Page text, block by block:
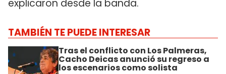
explicaron desde la banda.
TAMBIÉN TE PUEDE INTERESAR
Tras el conflicto con Los Palmeras,
Cacho Deicas anunció su regreso a
los escenarios como solista